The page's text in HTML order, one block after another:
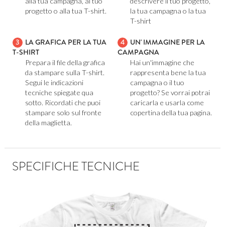
progetto o alla tua T-shirt.
la tua campagna o la tua
T-shirt
3
LA GRAFICA PER LA TUA
T-SHIRT
Prepara il file della grafica
da stampare sulla T-shirt.
Segui le indicazioni
tecniche spiegate qua
sotto. Ricordati che puoi
stampare solo sul fronte
della maglietta.
4 UN' IMMAGINE PER LA
CAMPAGNA
Hai un'immagine che
rappresenta bene la tua
campagna o il tuo
progetto? Se vorrai potrai
caricarla e usarla come
copertina della tua pagina.
SPECIFICHE TECNICHE